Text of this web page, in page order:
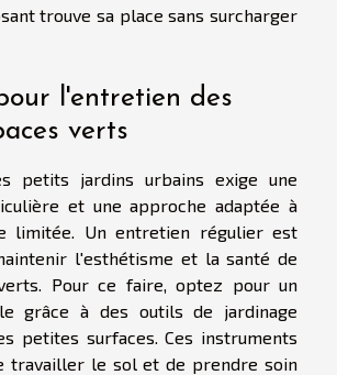
trouve sa place sans surcharger
l'entretien des
verts
petits jardins urbains exige une
et une approche adaptée à
limitée. Un entretien régulier est
l'esthétisme et la santé de
Pour ce faire, optez pour un
grâce à des outils de jardinage
petites surfaces. Ces instruments
travailler le sol et de prendre soin